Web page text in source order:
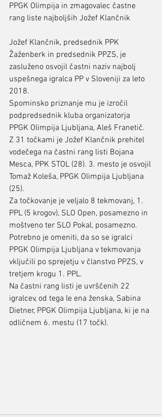
PPGK Olimpija in zmagovalec častne
rang liste najboljših Jožef Klančnik
Jožef Klančnik, predsednik PPK
Žaženberk in predsednik PPZS, je
zasluženo osvojil častni naziv najbolj
uspešnega igralca PP v Sloveniji za leto
2018.
Spominsko priznanje mu je izročil
podpredsednik kluba organizatorja
PPGK Olimpija Ljubljana, Aleš Franetič.
Z 31 točkami je Jožef Klančnik prehitel
vodečega na častni rang listi Bojana
Mesca, PPK STOL (28). 3. mesto je osvojil
Tomaž Koleša, PPGK Olimpija Ljubljana
(25).
Za točkovanje je veljalo 8 tekmovanj, 1.
PPL (5 krogov), SLO Open, posamezno in
moštveno ter SLO Pokal, posamezno.
Potrebno je omeniti, da so se igralci
PPGK Olimpija Ljubljana v tekmovanja
vključili po sprejetju v članstvo PPZS, v
tretjem krogu 1. PPL.
Na častni rang listi je uvrščenih 22
igralcev, od tega le ena ženska, Sabina
Dietner, PPGK Olimpija Ljubljana, ki je na
odličnem 6. mestu (17 točk).